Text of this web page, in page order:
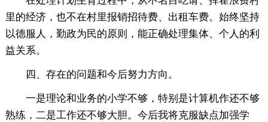
里的经济，也不在村里报销招待费、出租车费。始终坚持
以德服人，勤政为民的原则，能正确处理集体、个人的利
益关系。
四、存在的问题和今后努力方向。
一是理论和业务的小学不够，特别是计算机作还不够
熟练，二是工作还不够大胆。今后我将克服缺点加强学